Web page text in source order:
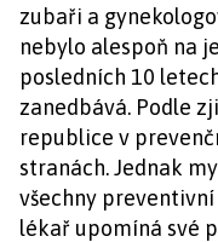
zubaři a
nebylo alespoň na
posledních 10
zanedbává. Podle
republice v
stranách. Jednak
všechny
lékař upomíná své